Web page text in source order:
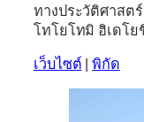
ทางประวัติศาสต
โทโยโทมิ ฮิเดโ
เว็บไซต์ |พิกัด